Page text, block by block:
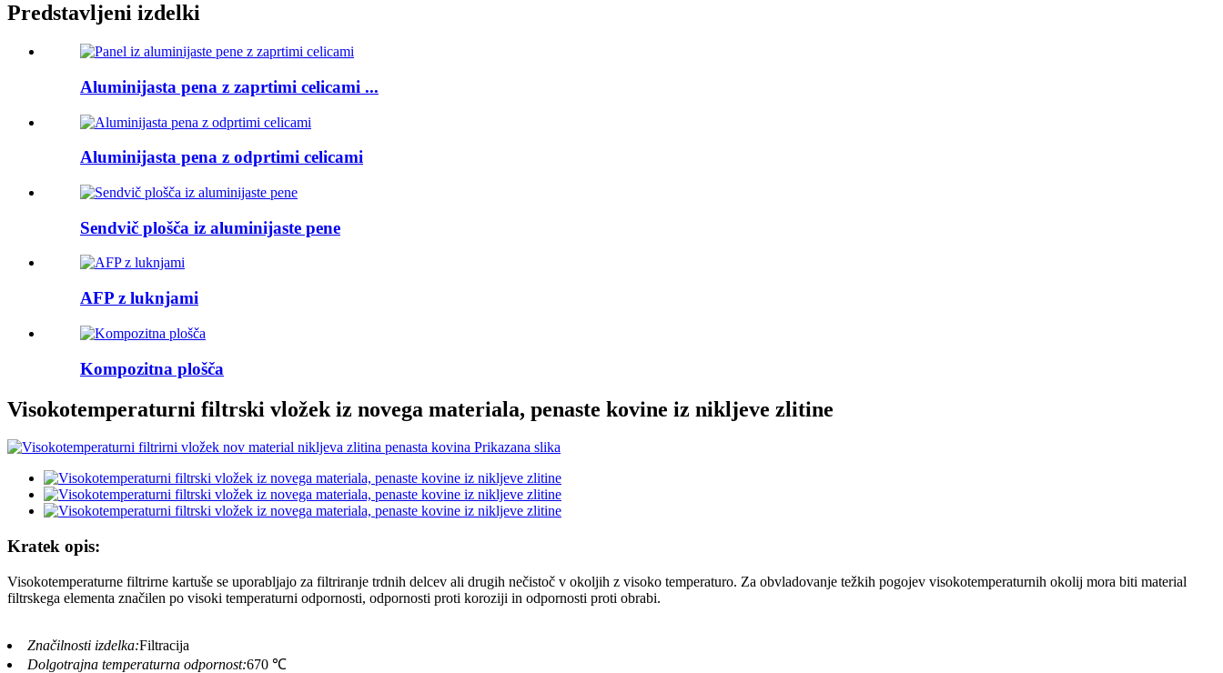
Predstavljeni izdelki
Aluminijasta pena z zaprtimi celicami ...
Aluminijasta pena z odprtimi celicami
Sendvič plošča iz aluminijaste pene
AFP z luknjami
Kompozitna plošča
Visokotemperaturni filtrski vložek iz novega materiala, penaste kovine iz nikljeve zlitine
Kratek opis:
Visokotemperaturne filtrirne kartuše se uporabljajo za filtriranje trdnih delcev ali drugih nečistoč v okoljih z visoko temperaturo. Za obvladovanje težkih pogojev visokotemperaturnih okolij mora biti material
filtrskega elementa značilen po visoki temperaturni odpornosti, odpornosti proti koroziji in odpornosti proti obrabi.
Značilnosti izdelka:Filtracija
Dolgotrajna temperaturna odpornost:670 ℃